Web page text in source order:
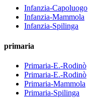
Infanzia-Capoluogo
Infanzia-Mammola
Infanzia-Spilinga
primaria
Primaria-E.-Rodinò
Primaria-E.-Rodinò
Primaria-Mammola
Primaria-Spilinga